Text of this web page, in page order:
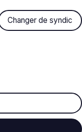
Changer de syndic